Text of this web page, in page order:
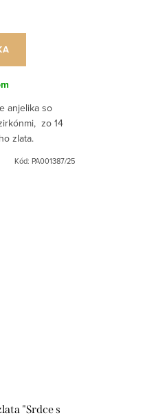
anjelika so
zo 14
zlata.
Kód: PA001387/25
"Srdce s